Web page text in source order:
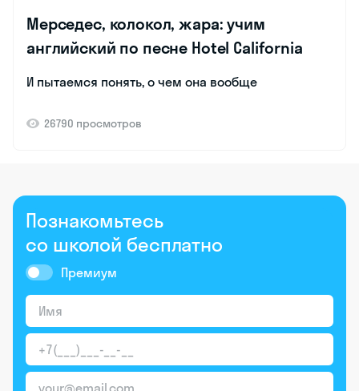
Мерседес, колокол, жара: учим
английский по песне Hotel California
И пытаемся понять, о чем она вообще
26790 просмотров
Познакомьтесь
со школой бесплатно
Премиум